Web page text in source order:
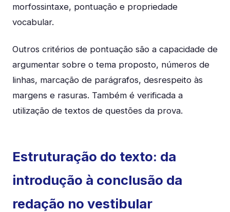
morfossintaxe, pontuação e propriedade
vocabular.
Outros critérios de pontuação são a capacidade de
argumentar sobre o tema proposto, números de
linhas, marcação de parágrafos, desrespeito às
margens e rasuras. Também é verificada a
utilização de textos de questões da prova.
Estruturação do texto: da
introdução à conclusão da
redação no vestibular